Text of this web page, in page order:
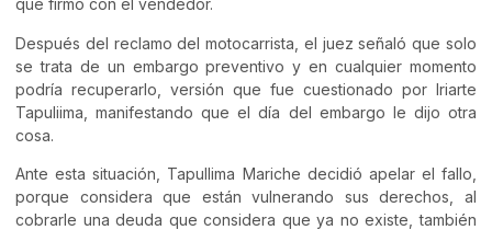
que firmó con el vendedor.
Después del reclamo del motocarrista, el juez señaló que solo
se trata de un embargo preventivo y en cualquier momento
podría recuperarlo, versión que fue cuestionado por Iriarte
Tapuliima, manifestando que el día del embargo le dijo otra
cosa.
Ante esta situación, Tapullima Mariche decidió apelar el fallo,
porque considera que están vulnerando sus derechos, al
cobrarle una deuda que considera que ya no existe, también